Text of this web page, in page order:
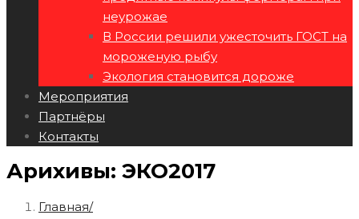
неурожае
В России решили ужесточить ГОСТ на
мороженую рыбу
Экология становится дороже
Мероприятия
Партнёры
Контакты
Арихивы: ЭКО2017
Главная